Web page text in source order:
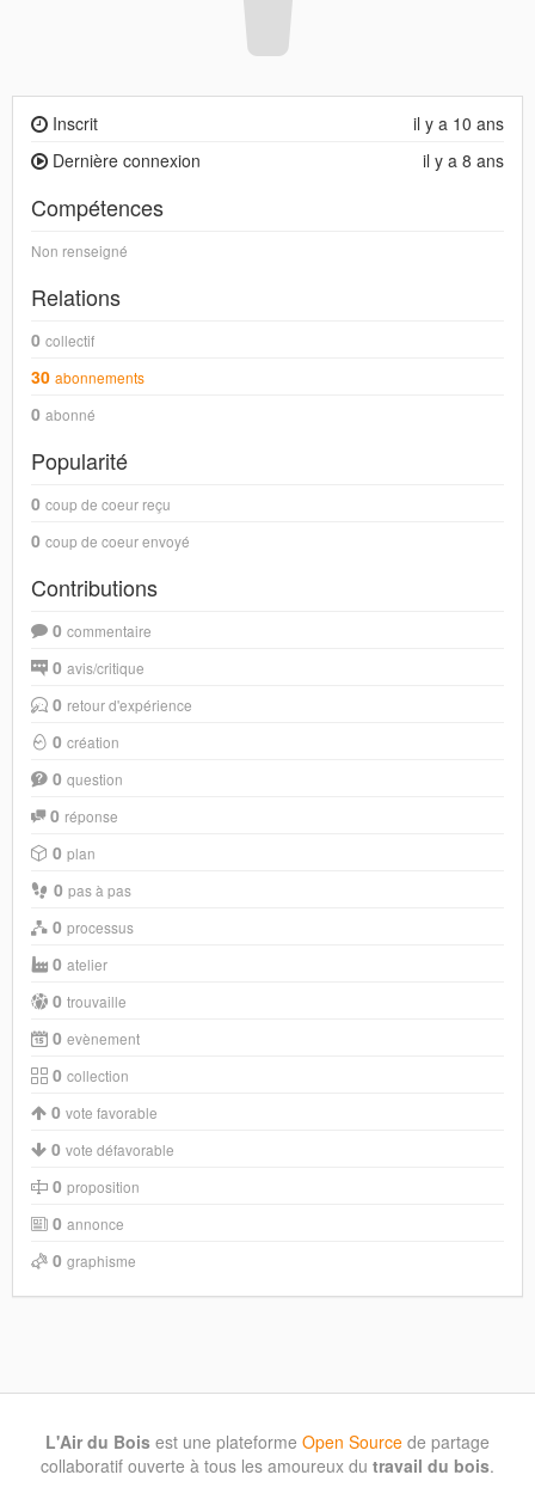
il y a 10 ans
Inscrit
il y a 8 ans
Dernière connexion
Compétences
Non renseigné
Relations
0 collectif
30 abonnements
0 abonné
Popularité
0 coup de coeur reçu
0 coup de coeur envoyé
Contributions
0 commentaire
0 avis/critique
0 retour d'expérience
0 création
0 question
0 réponse
0 plan
0 pas à pas
0 processus
0 atelier
0 trouvaille
0 evènement
0 collection
0 vote favorable
0 vote défavorable
0 proposition
0 annonce
0 graphisme
L'Air du Bois est une plateforme Open Source de partage
collaboratif ouverte à tous les amoureux du travail du bois.